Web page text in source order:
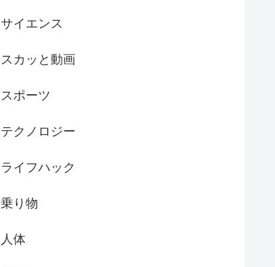
サイエンス
スカッと動画
スポーツ
テクノロジー
ライフハック
乗り物
人体